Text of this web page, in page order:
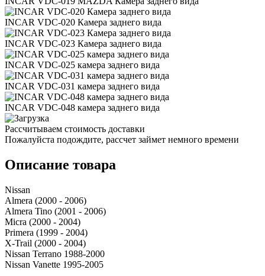
INCAR VDC-020 Камера заднего вида
INCAR VDC-023 Камера заднего вида
INCAR VDC-025 камера заднего вида
INCAR VDC-031 камера заднего вида
INCAR VDC-048 камера заднего вида
Рассчитываем стоимость доставки
Пожалуйста подождите, рассчет займет немного времени
Описание товара
Nissan
Almera (2000 - 2006)
Almera Tino (2001 - 2006)
Micra (2000 - 2004)
Primera (1999 - 2004)
X-Trail (2000 - 2004)
Nissan Terrano 1988-2000
Nissan Vanette 1995-2005